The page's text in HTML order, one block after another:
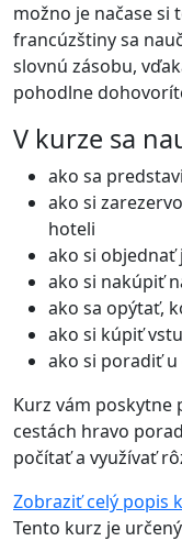
možno je načase si
francúzštiny sa
slovnú zásobu,
pohodlne
V kurze sa
ako sa
ako si
hoteli
ako si objednať
ako si nakúpiť
ako sa opýtať,
ako si kúpiť
ako si poradiť
Kurz vám poskytne
cestách hravo
počítať a využívať
Zobraziť celý popis
Tento kurz je